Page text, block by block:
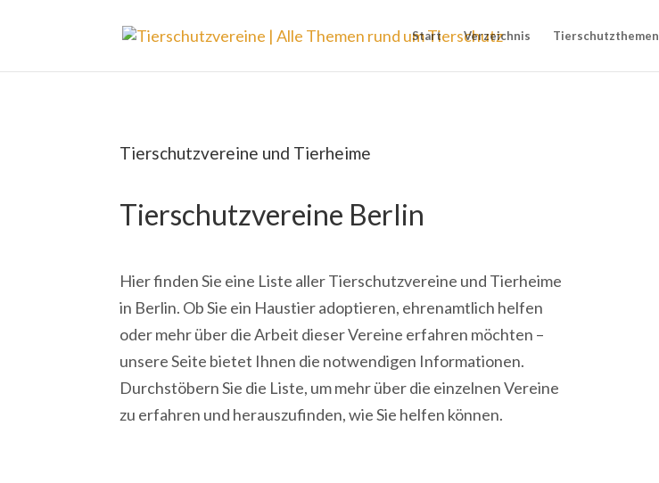
Start Verzeichnis Tierschutzthemen
Tierschutzvereine und Tierheime
Tierschutzvereine Berlin
Hier finden Sie eine Liste aller Tierschutzvereine und Tierheime
in Berlin. Ob Sie ein Haustier adoptieren, ehrenamtlich helfen
oder mehr über die Arbeit dieser Vereine erfahren möchten –
unsere Seite bietet Ihnen die notwendigen Informationen.
Durchstöbern Sie die Liste, um mehr über die einzelnen Vereine
zu erfahren und herauszufinden, wie Sie helfen können.